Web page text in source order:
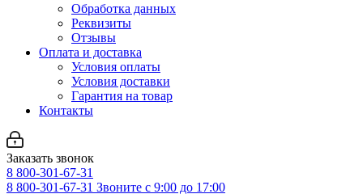
Обработка данных
Реквизиты
Отзывы
Оплата и доставка
Условия оплаты
Условия доставки
Гарантия на товар
Контакты
Заказать звонок
8 800-301-67-31
8 800-301-67-31 Звоните с 9:00 до 17:00